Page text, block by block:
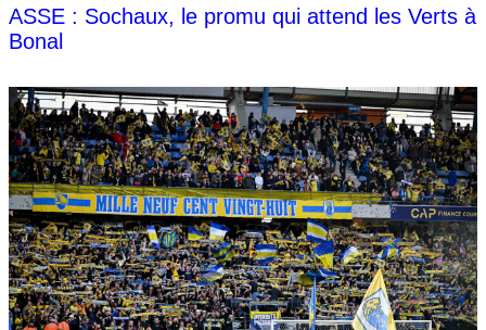
ASSE : Sochaux, le promu qui attend les Verts à
Bonal